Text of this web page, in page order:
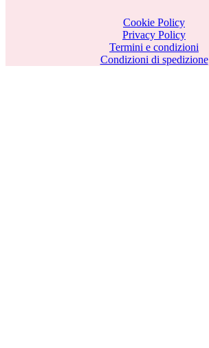
Cookie Policy
Privacy Policy
Termini e condizioni
Condizioni di spedizione